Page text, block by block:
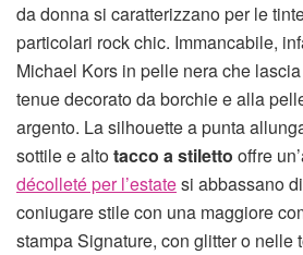
da donna si caratterizzano per le
particolari rock chic. Immancabile,
Michael Kors in pelle nera che
tenue decorato da borchie e alla
argento. La silhouette a punta
sottile e altotacco a stiletto offre
décolleté per l’estatesi abbassano
coniugare stile con una maggiore
stampa Signature, con glitter o nelle